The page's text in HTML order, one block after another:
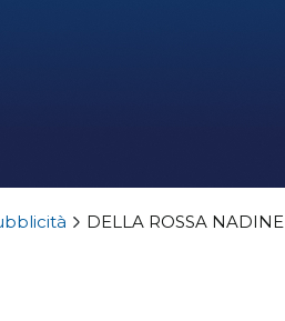
DELLA ROSSA NADINE